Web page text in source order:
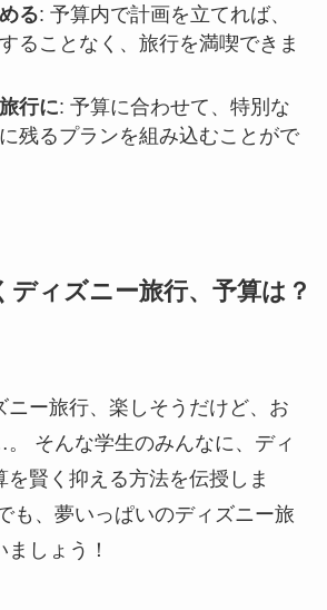
る: 予算内で計画を立てれば、
ることなく、旅行を満喫できま
行に: 予算に合わせて、特別な
残るプランを組み込むことがで
ディズニー旅行、予算は？
ニー旅行、楽しそうだけど、お
そんな学生のみんなに、ディ
を賢く抑える方法を伝授しま
も、夢いっぱいのディズニー旅
しょう！